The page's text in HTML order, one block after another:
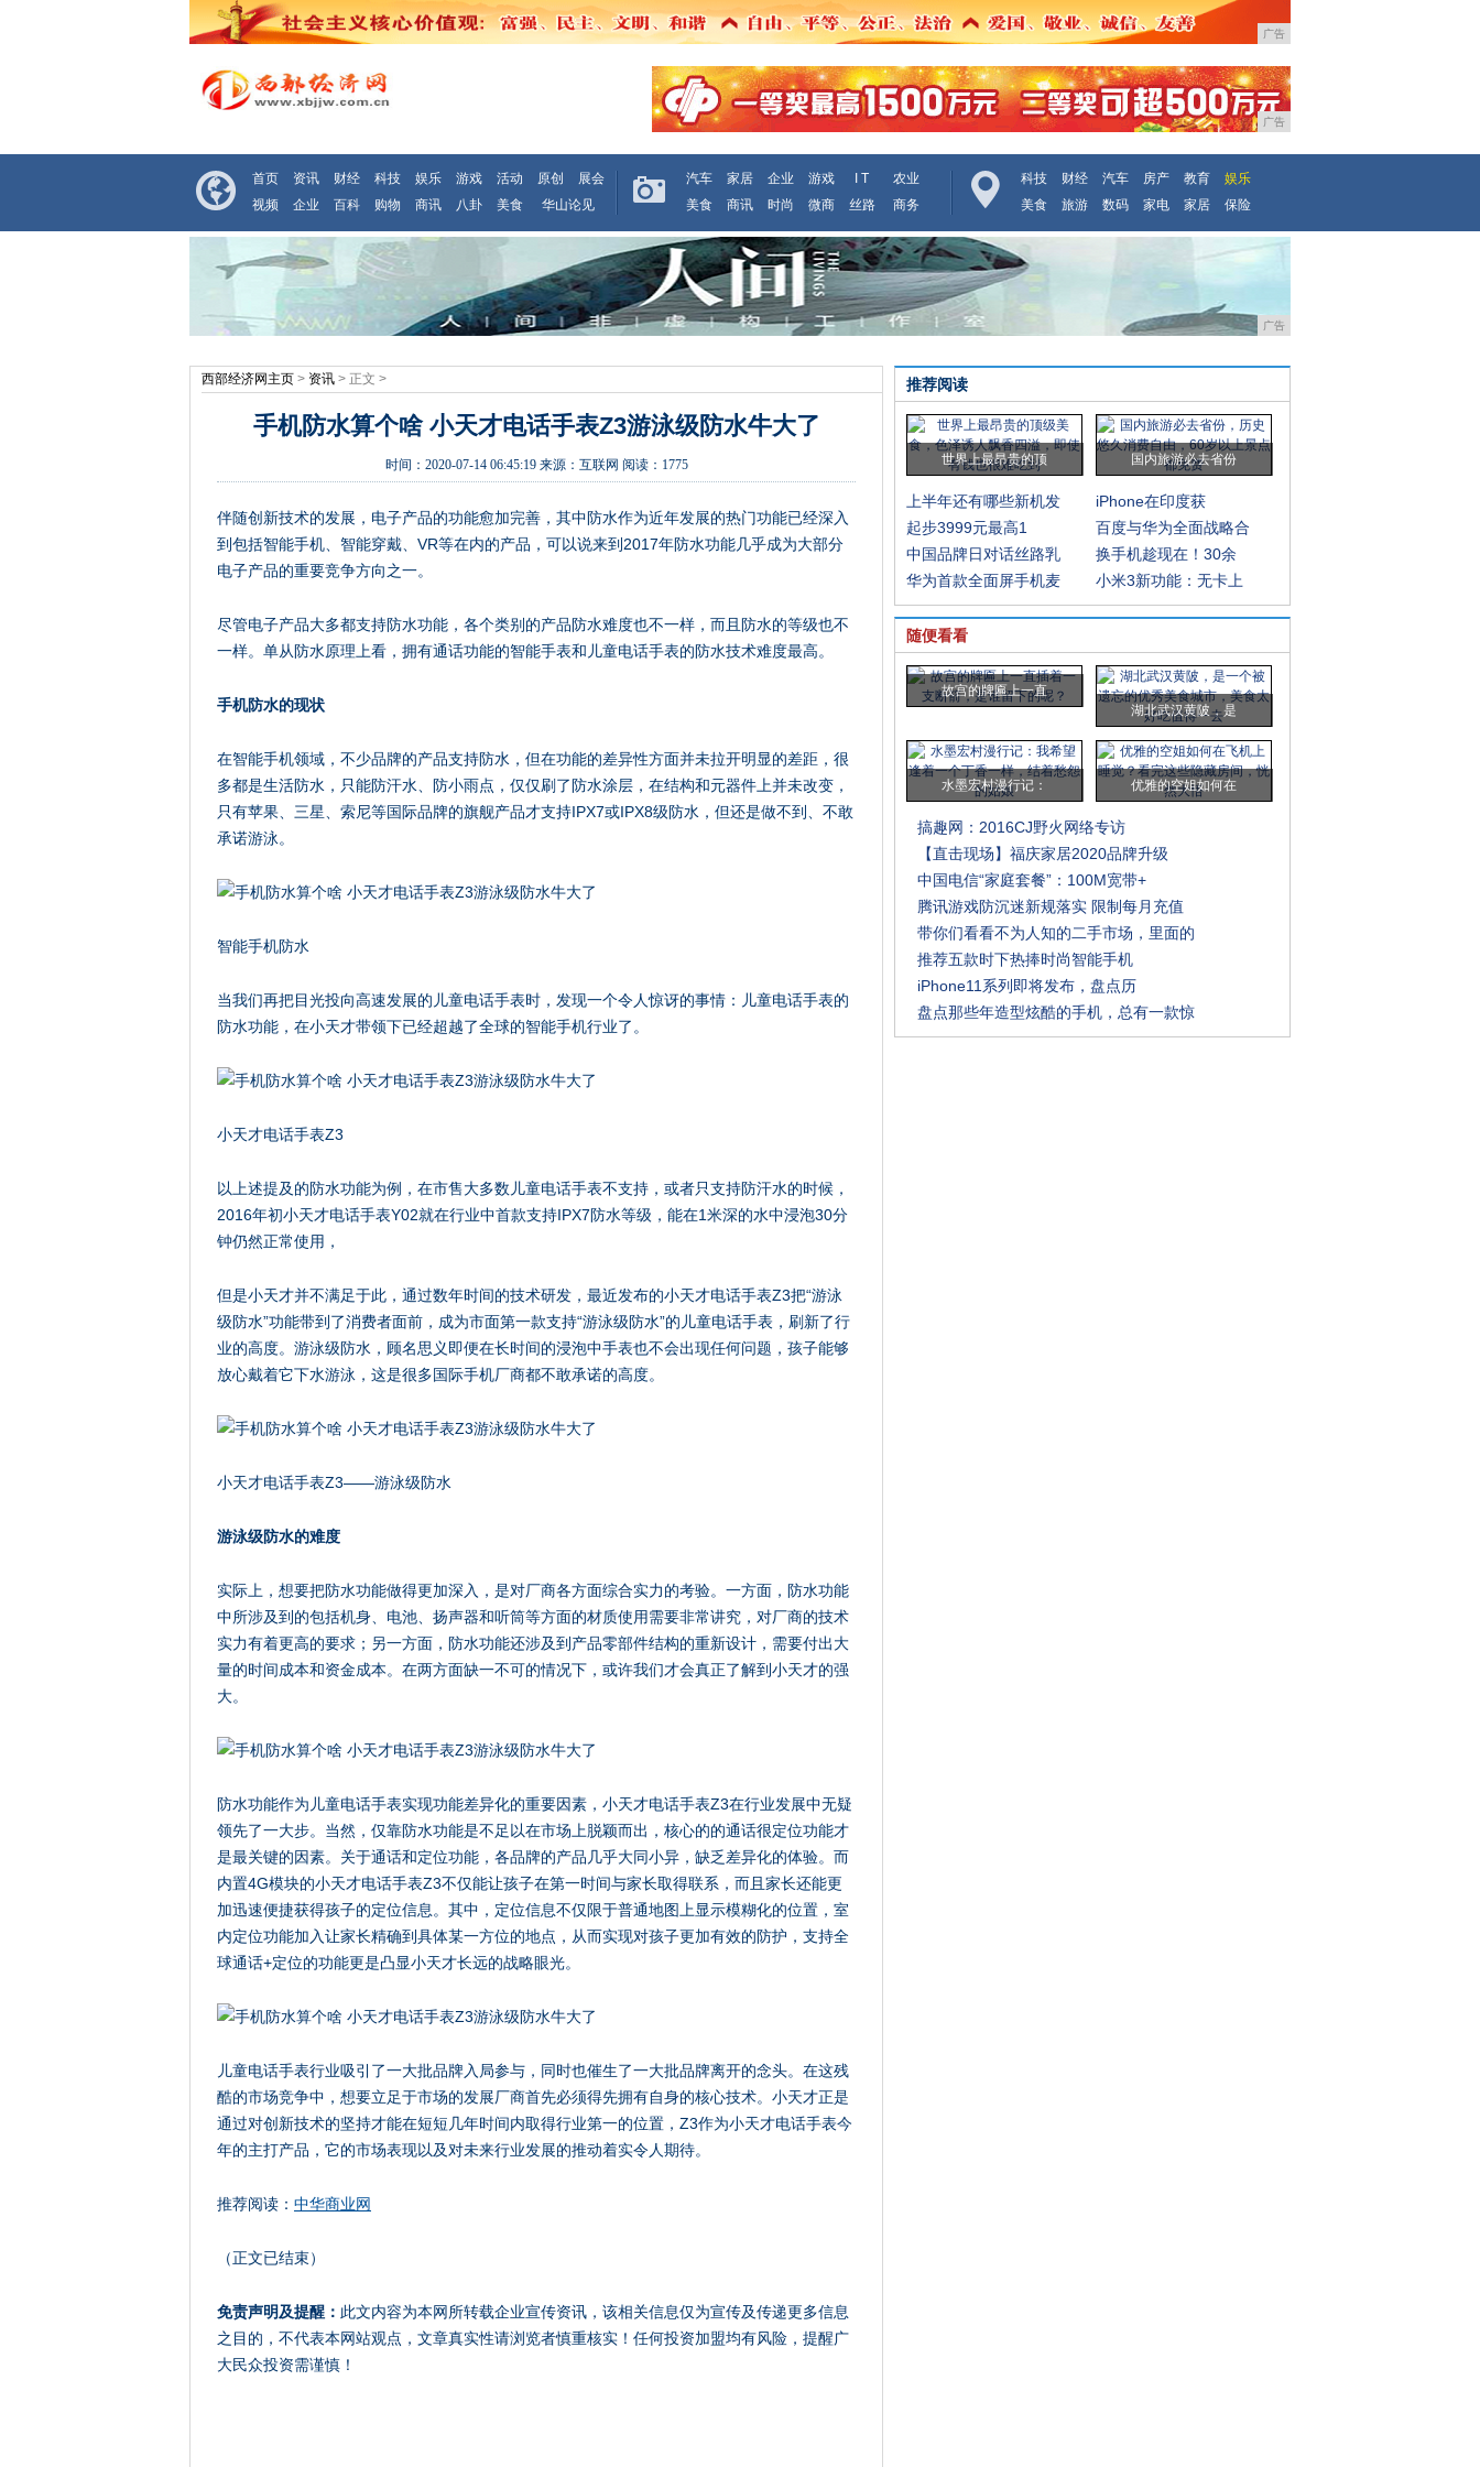
广告
广告
首页 资讯 财经 科技 娱乐 游戏 活动 原创
展会
视频
企业 百科 购物 商讯 八卦 美食 华山论见
汽车 家居 企业 游戏 I T
农业
美食
商讯 时尚 微商 丝路 商务
科技 财经 汽车 房产 教育
娱乐
美食
旅游 数码 家电 家居 保险
广告
西部经济网主页 > 资讯 > 正文 >
手机防水算个啥 小天才电话手表Z3游泳级防水牛大了
时间： 2020-07-14 06:45:19来源： 互联网 阅读：1775
伴随创新技术的发展，电子产品的功能愈加完善，其中防水作为近年发展的热门功能已经深入
到包括智能手机、智能穿戴、VR等在内的产品，可以说来到2017年防水功能几乎成为大部分
电子产品的重要竞争方向之一。
尽管电子产品大多都支持防水功能，各个类别的产品防水难度也不一样，而且防水的等级也不
一样。单从防水原理上看，拥有通话功能的智能手表和儿童电话手表的防水技术难度最高。
手机防水的现状
在智能手机领域，不少品牌的产品支持防水，但在功能的差异性方面并未拉开明显的差距，很
多都是生活防水，只能防汗水、防小雨点，仅仅刷了防水涂层，在结构和元器件上并未改变，
只有苹果、三星、索尼等国际品牌的旗舰产品才支持IPX7或IPX8级防水，但还是做不到、不敢
承诺游泳。
智能手机防水
当我们再把目光投向高速发展的儿童电话手表时，发现一个令人惊讶的事情：儿童电话手表的
防水功能，在小天才带领下已经超越了全球的智能手机行业了。
小天才电话手表Z3
以上述提及的防水功能为例，在市售大多数儿童电话手表不支持，或者只支持防汗水的时候，
2016年初小天才电话手表Y02就在行业中首款支持IPX7防水等级，能在1米深的水中浸泡30分
钟仍然正常使用，
但是小天才并不满足于此，通过数年时间的技术研发，最近发布的小天才电话手表Z3把“游泳
级防水”功能带到了消费者面前，成为市面第一款支持“游泳级防水”的儿童电话手表，刷新了行
业的高度。游泳级防水，顾名思义即便在长时间的浸泡中手表也不会出现任何问题，孩子能够
放心戴着它下水游泳，这是很多国际手机厂商都不敢承诺的高度。
小天才电话手表Z3——游泳级防水
游泳级防水的难度
实际上，想要把防水功能做得更加深入，是对厂商各方面综合实力的考验。一方面，防水功能
中所涉及到的包括机身、电池、扬声器和听筒等方面的材质使用需要非常讲究，对厂商的技术
实力有着更高的要求；另一方面，防水功能还涉及到产品零部件结构的重新设计，需要付出大
量的时间成本和资金成本。在两方面缺一不可的情况下，或许我们才会真正了解到小天才的强
大。
防水功能作为儿童电话手表实现功能差异化的重要因素，小天才电话手表Z3在行业发展中无疑
领先了一大步。当然，仅靠防水功能是不足以在市场上脱颖而出，核心的的通话很定位功能才
是最关键的因素。关于通话和定位功能，各品牌的产品几乎大同小异，缺乏差异化的体验。而
内置4G模块的小天才电话手表Z3不仅能让孩子在第一时间与家长取得联系，而且家长还能更
加迅速便捷获得孩子的定位信息。其中，定位信息不仅限于普通地图上显示模糊化的位置，室
内定位功能加入让家长精确到具体某一方位的地点，从而实现对孩子更加有效的防护，支持全
球通话+定位的功能更是凸显小天才长远的战略眼光。
儿童电话手表行业吸引了一大批品牌入局参与，同时也催生了一大批品牌离开的念头。在这残
酷的市场竞争中，想要立足于市场的发展厂商首先必须得先拥有自身的核心技术。小天才正是
通过对创新技术的坚持才能在短短几年时间内取得行业第一的位置，Z3作为小天才电话手表今
年的主打产品，它的市场表现以及对未来行业发展的推动着实令人期待。
推荐阅读： 中华商业网
（正文已结束）
免责声明及提醒： 此文内容为本网所转载企业宣传资讯，该相关信息仅为宣传及传递更多信息
之目的，不代表本网站观点，文章真实性请浏览者慎重核实！任何投资加盟均有风险，提醒广
大民众投资需谨慎！
推荐阅读
世界上最昂贵的顶 国内旅游必去省份
上半年还有哪些新机发
iPhone在印度获
起步3999元最高1
百度与华为全面战略合
中国品牌日对话丝路乳
换手机趁现在！30余
华为首款全面屏手机麦
小米3新功能：无卡上
随便看看
故宫的牌匾上一直
湖北武汉黄陂，是
水墨宏村漫行记： 优雅的空姐如何在
搞趣网：2016CJ野火网络专访
【直击现场】福庆家居2020品牌升级
中国电信“家庭套餐”：100M宽带+
腾讯游戏防沉迷新规落实 限制每月充值
带你们看看不为人知的二手市场，里面的
推荐五款时下热捧时尚智能手机
iPhone11系列即将发布，盘点历
盘点那些年造型炫酷的手机，总有一款惊